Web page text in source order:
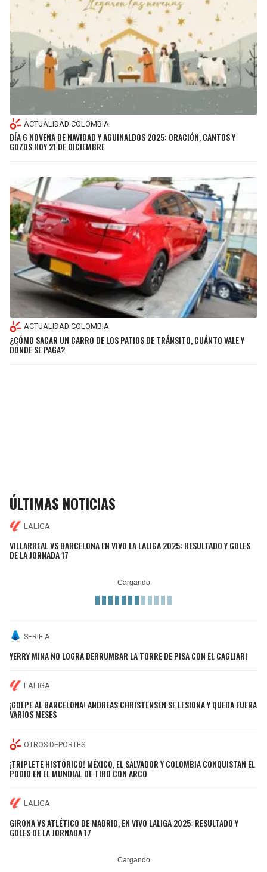
ACTUALIDAD COLOMBIA
DÍA 6 NOVENA DE NAVIDAD Y AGUINALDOS 2025: ORACIÓN, CANTOS Y
GOZOS HOY 21 DE DICIEMBRE
ACTUALIDAD COLOMBIA
¿CÓMO SACAR UN CARRO DE LOS PATIOS DE TRÁNSITO, CUÁNTO VALE Y
DÓNDE SE PAGA?
ÚLTIMAS NOTICIAS
LALIGA
VILLARREAL VS BARCELONA EN VIVO LA LALIGA 2025: RESULTADO Y GOLES
DE LA JORNADA 17
SERIE A
YERRY MINA NO LOGRA DERRUMBAR LA TORRE DE PISA CON EL CAGLIARI
LALIGA
¡GOLPE AL BARCELONA! ANDREAS CHRISTENSEN SE LESIONA Y QUEDA FUERA
VARIOS MESES
OTROS DEPORTES
¡TRIPLETE HISTÓRICO! MÉXICO, EL SALVADOR Y COLOMBIA CONQUISTAN EL
PODIO EN EL MUNDIAL DE TIRO CON ARCO
LALIGA
GIRONA VS ATLÉTICO DE MADRID, EN VIVO LALIGA 2025: RESULTADO Y
GOLES DE LA JORNADA 17